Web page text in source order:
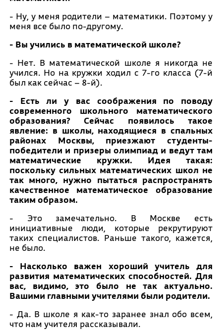
- Ну, у меня родители – математики. Поэтому у
меня все было по-другому.
- Вы учились в математической школе?
- Нет. В математической школе я никогда не
учился. Но на кружки ходил с 7-го класса (7-й
был как сейчас – 8-й).
- Есть ли у вас соображения по поводу
современного школьного математического
образования? Сейчас появилось такое
явление: в школы, находящиеся в спальных
районах Москвы, приезжают студенты-
победители и призеры олимпиад и ведут там
математические кружки. Идея такая:
поскольку сильных математических школ не
так много, нужно пытаться распространять
качественное математическое образование
таким образом.
- Это замечательно. В Москве есть
инициативные люди, которые рекрутируют
таких специалистов. Раньше такого, кажется,
не было.
- Насколько важен хороший учитель для
развития математических способностей. Для
вас, видимо, это было не так актуально.
Вашими главными учителями были родители.
- Да. В школе я как-то заранее знал обо всем,
что нам учителя рассказывали.